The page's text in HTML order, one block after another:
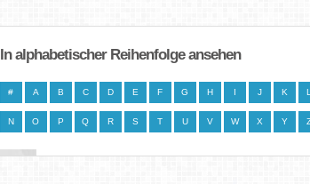
In alphabetischer Reihenfolge ansehen
# A B C D E F G H I J K L
N O P Q R S T U V W X Y